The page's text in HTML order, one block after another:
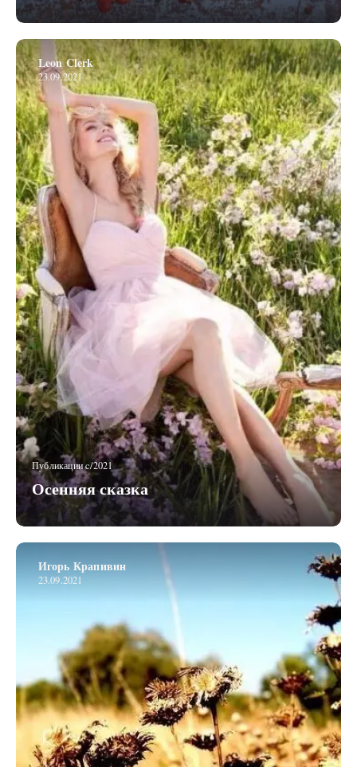
Публикации c/2021
Осенняя сказка
Leon Clerk
23.09.2021
Игорь Крапивин
23.09.2021